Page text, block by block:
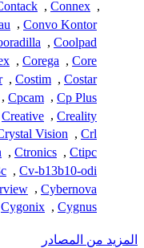
,
Connex
,
Convo Kontor
,
Coolpad
,
Core
,
Corega
,
Costar
,
Costim
,
Cp Plus
,
Cpcam
,
Creality
,
Creative
Crl
,
Vision
Ctipc
,
Ctronics
,
Cv-b13b10-odi
,
Cybernova
,
Cygnus
,
Cygonix
المزيد من المصادر